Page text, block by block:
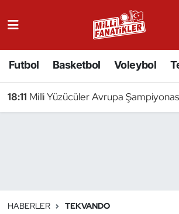
Futbol Basketbol Voleybol
18:11 Milli Yüzücüler Avrupa
HABERLER TEKVANDO
Badminton